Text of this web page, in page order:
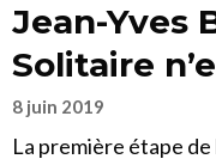
Jean-Yves
Solitaire
8 juin 2019
La première étape